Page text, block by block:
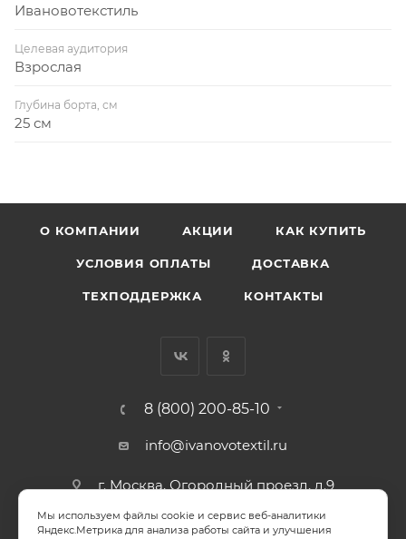
Ивановотекстиль
Целевая аудитория
Взрослая
Глубина борта, см
25 см
О КОМПАНИИ АКЦИИ КАК КУПИТЬ
УСЛОВИЯ ОПЛАТЫ ДОСТАВКА
ТЕХПОДДЕРЖКА КОНТАКТЫ
8 (800) 200-85-10
info@ivanovotextil.ru
г. Москва, Огородный проезд, д.9
СОГЛАСИЕ НА ОБРАБОТКУ ПЕРСОНАЛЬНЫХ ДАННЫХ
Мы используем файлы cookie и сервис веб-аналитики
Яндекс.Метрика для анализа работы сайта и улучшения